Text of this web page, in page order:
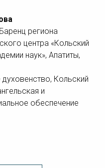
региона
центра «Кольский
наук», Апатиты,
духовенство, Кольский
и
обеспечение